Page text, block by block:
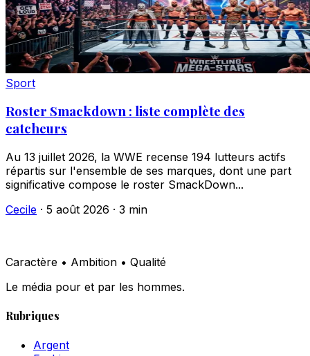
Sport
Roster Smackdown : liste complète des
catcheurs
Au 13 juillet 2026, la WWE recense 194 lutteurs actifs
répartis sur l'ensemble de ses marques, dont une part
significative compose le roster SmackDown...
Cecile · 5 août 2026 · 3 min
Caractère • Ambition • Qualité
Le média pour et par les hommes.
Rubriques
Argent